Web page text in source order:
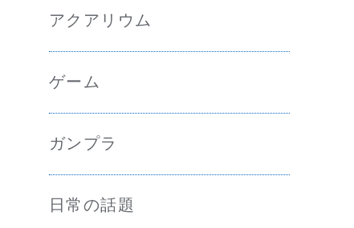
アクアリウム
ゲーム
ガンプラ
日常の話題